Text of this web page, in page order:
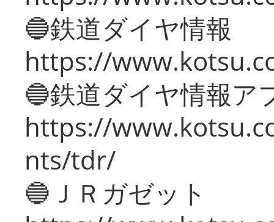
🔵鉄道ダイヤ情報
https://
🔵鉄道ダイヤ情報ア
https://
nts/tdr/
🔵ＪＲガゼット